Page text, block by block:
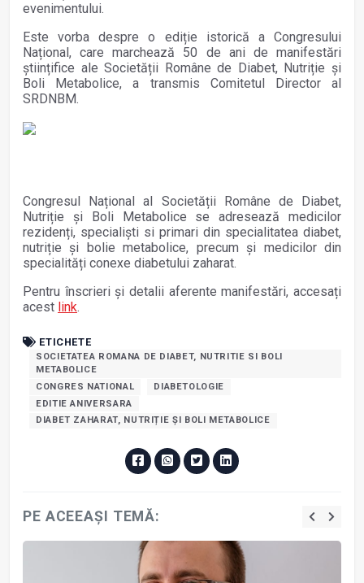
evenimentului.
Este vorba despre o ediție istorică a Congresului
Național, care marchează 50 de ani de manifestări
științifice ale Societății Române de Diabet, Nutriție și
Boli Metabolice, a transmis Comitetul Director al
SRDNBM.
Congresul Național al Societății Române de Diabet,
Nutriție și Boli Metabolice se adresează medicilor
rezidenți, specialiști si primari din specialitatea diabet,
nutriție și bolie metabolice, precum și medicilor din
specialități conexe diabetului zaharat.
Pentru înscrieri și detalii aferente manifestări, accesați
acest link.
ETICHETE
SOCIETATEA ROMANA DE DIABET, NUTRITIE SI BOLI
METABOLICE
CONGRES NATIONAL
DIABETOLOGIE
EDITIE ANIVERSARA
DIABET ZAHARAT, NUTRIȚIE ȘI BOLI METABOLICE
PE ACEEAȘI TEMĂ: